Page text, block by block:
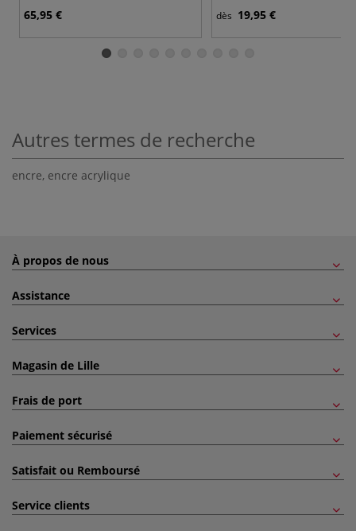
65,95 € dès 19,95 €
Autres termes de recherche
encre, encre acrylique
À propos de nous
Assistance
Services
Magasin de Lille
Frais de port
Paiement sécurisé
Satisfait ou Remboursé
Service clients